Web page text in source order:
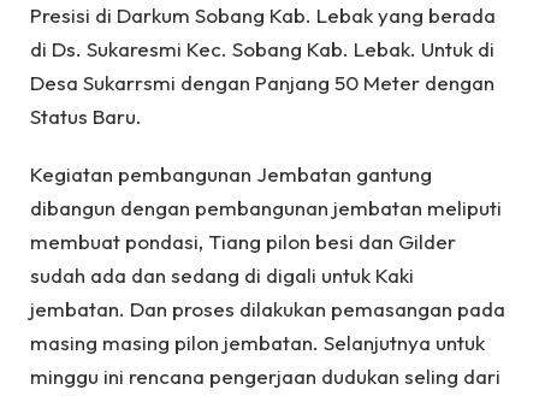
Presisi di Darkum Sobang Kab. Lebak yang berada
di Ds. Sukaresmi Kec. Sobang Kab. Lebak. Untuk di
Desa Sukarrsmi dengan Panjang 50 Meter dengan
Status Baru.
Kegiatan pembangunan Jembatan gantung
dibangun dengan pembangunan jembatan meliputi
membuat pondasi, Tiang pilon besi dan Gilder
sudah ada dan sedang di digali untuk Kaki
jembatan. Dan proses dilakukan pemasangan pada
masing masing pilon jembatan. Selanjutnya untuk
minggu ini rencana pengerjaan dudukan seling dari